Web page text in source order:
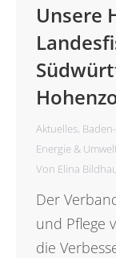
Unsere
Aktuelles,
Energie &
Von Elina
Der
und Pflege
die